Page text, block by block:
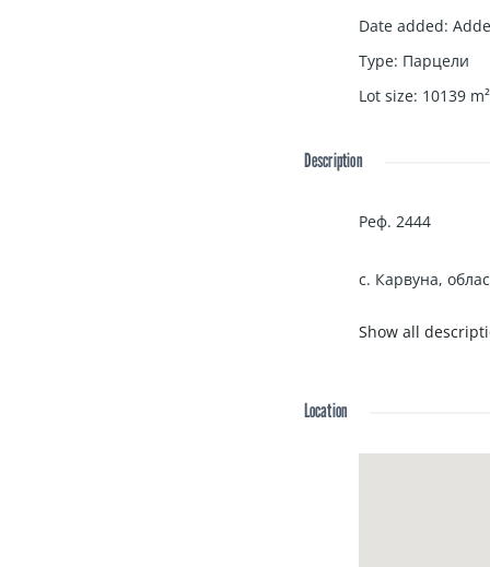
Date added:
Type: Парцели
Lot size: 10139 m²
Description
Реф. 2444
с. Карвуна,
БАЛИК ЕСТЕЙТ
Show all
Location